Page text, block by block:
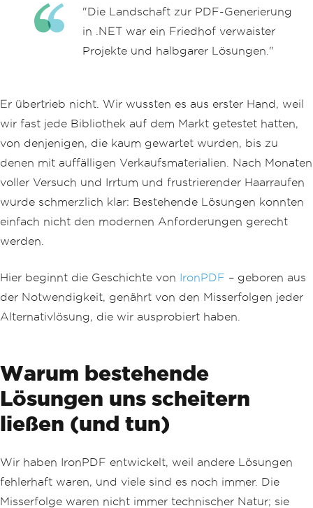
"Die Landschaft zur PDF-Generierung
in .NET war ein Friedhof verwaister
Projekte und halbgarer Lösungen."
Er übertrieb nicht. Wir wussten es aus erster Hand, weil
wir fast jede Bibliothek auf dem Markt getestet hatten,
von denjenigen, die kaum gewartet wurden, bis zu
denen mit auffälligen Verkaufsmaterialien. Nach Monaten
voller Versuch und Irrtum und frustrierender Haarraufen
wurde schmerzlich klar: Bestehende Lösungen konnten
einfach nicht den modernen Anforderungen gerecht
werden.
Hier beginnt die Geschichte von IronPDF – geboren aus
der Notwendigkeit, genährt von den Misserfolgen jeder
Alternativlösung, die wir ausprobiert haben.
Warum bestehende
Lösungen uns scheitern
ließen (und tun)
Wir haben IronPDF entwickelt, weil andere Lösungen
fehlerhaft waren, und viele sind es noch immer. Die
Misserfolge waren nicht immer technischer Natur; sie